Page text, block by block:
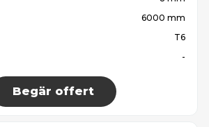
6000 mm
T6
-
Begär offert